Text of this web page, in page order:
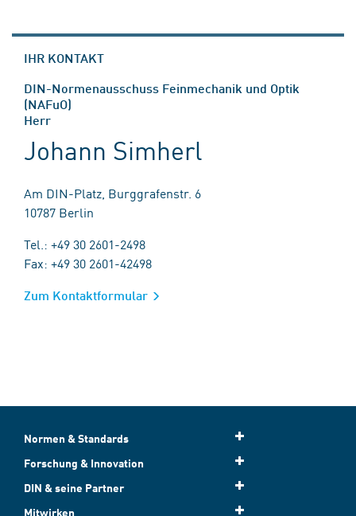
IHR KONTAKT
DIN-Normenausschuss Feinmechanik und Optik
(NAFuO)
Herr
Johann Simherl
Am DIN-Platz, Burggrafenstr. 6
10787 Berlin
Tel.: +49 30 2601-2498
Fax: +49 30 2601-42498
Zum Kontaktformular
Normen & Standards
Forschung & Innovation
DIN & seine Partner
Mitwirken